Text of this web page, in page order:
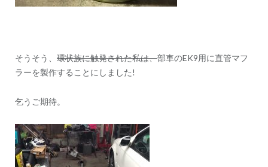
そうそう、 環状族に触発された私は、部車のEK9用に直管マフ
ラーを製作することにしました!
乞うご期待。